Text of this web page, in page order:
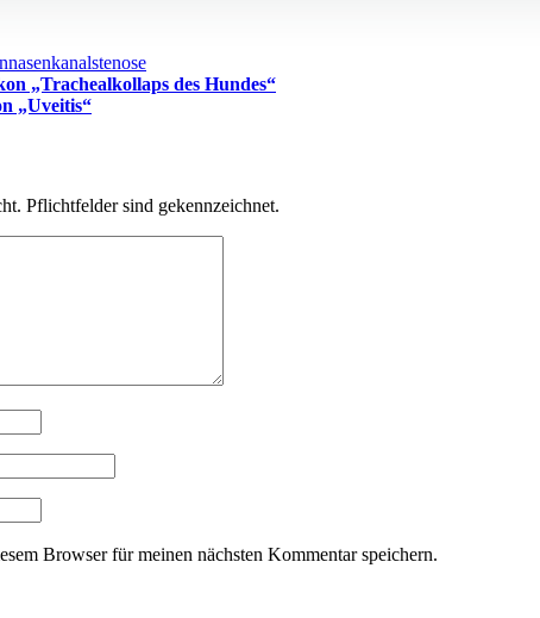
„Trachealkollaps des Hundes“
„Uveitis“
Pflichtfelder sind gekennzeichnet.
Browser für meinen nächsten Kommentar speichern.